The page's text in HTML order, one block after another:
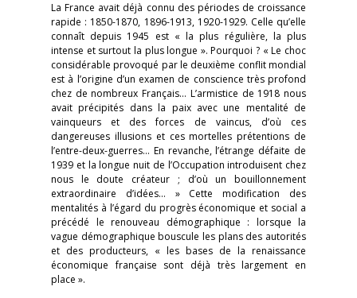
La France avait déjà connu des périodes de croissance
rapide : 1850-1870, 1896-1913, 1920-1929. Celle qu’elle
connaît depuis 1945 est « la plus régulière, la plus
intense et surtout la plus longue ». Pourquoi ? « Le choc
considérable provoqué par le deuxième conflit mondial
est à l’origine d’un examen de conscience très profond
chez de nombreux Français… L’armistice de 1918 nous
avait précipités dans la paix avec une mentalité de
vainqueurs et des forces de vaincus, d’où ces
dangereuses illusions et ces mortelles prétentions de
l’entre-deux-guerres… En revanche, l’étrange défaite de
1939 et la longue nuit de l’Occupation introduisent chez
nous le doute créateur ; d’où un bouillonnement
extraordinaire d’idées… » Cette modification des
mentalités à l’égard du progrès économique et social a
précédé le renouveau démographique : lorsque la
vague démographique bouscule les plans des autorités
et des producteurs, « les bases de la renaissance
économique française sont déjà très largement en
place ».